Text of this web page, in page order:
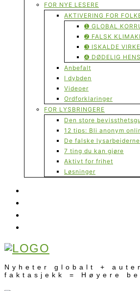
FOR NYE LESERE
AKTIVERING FOR
➊ GLOBAL
➋ FALSK
➌ ISKALDE
➍ DØDELIG
Anbefalt
I dybden
Videoer
Ordforklaringer
FOR LYSBRINGERE
Den store
12 tips: Bli anonym
De falske lysarbeiderne
7 ting du kan gjøre
Aktivt for frihet
Løsninger
Nyheter globalt +
faktasjekk = Høyere